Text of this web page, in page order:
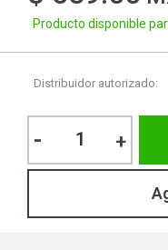
Producto disponible
Distribuidor autorizado:
- +